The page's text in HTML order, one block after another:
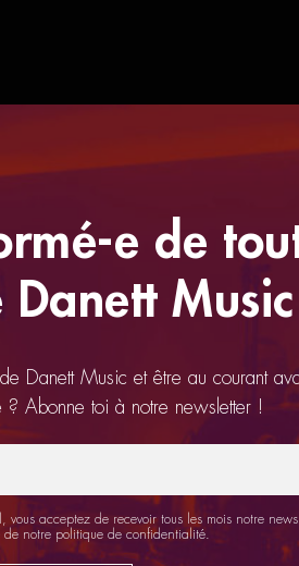
e de
Danett Music
Danett Music et être au courant
? Abonne toi à notre newsletter !
acceptez de recevoir tous les mois notre
de notre politique de confidentialité